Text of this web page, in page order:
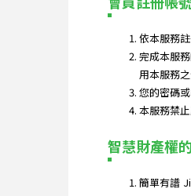
依本服務
完成本服
用本服務
您的密碼
本服務禁
智慧財產權
簡單有譜